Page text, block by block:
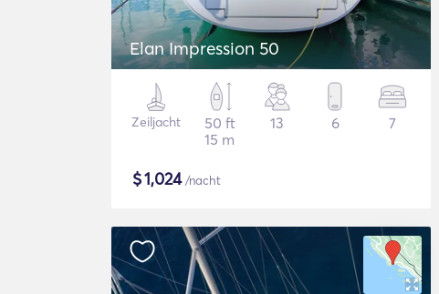
Elan Impression 50
Zeiljacht
50 ft
15 m
13 6 7
$1,024/nacht